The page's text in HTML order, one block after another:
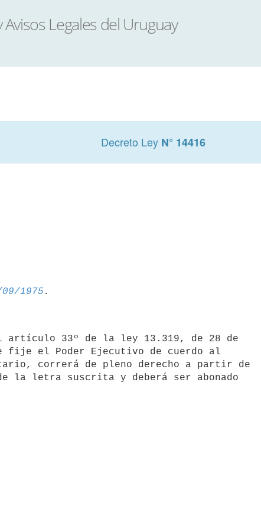
Decreto Ley N° 14416
1975
33º de la ley 13.319, de 28 de
fije el Poder Ejecutivo de cuerdo al
correrá de pleno derecho a partir de
la letra suscrita y deberá ser abonado